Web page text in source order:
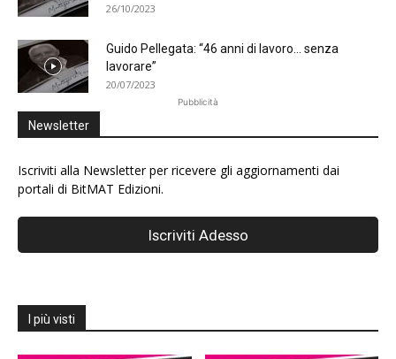
26/10/2023
Guido Pellegata: “46 anni di lavoro… senza
lavorare”
20/07/2023
Pubblicità
Newsletter
Iscriviti alla Newsletter per ricevere gli aggiornamenti dai
portali di BitMAT Edizioni.
I più visti